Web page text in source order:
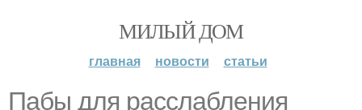
МИЛЫЙ ДОМ
главная новости статьи
Пабы для расслабления